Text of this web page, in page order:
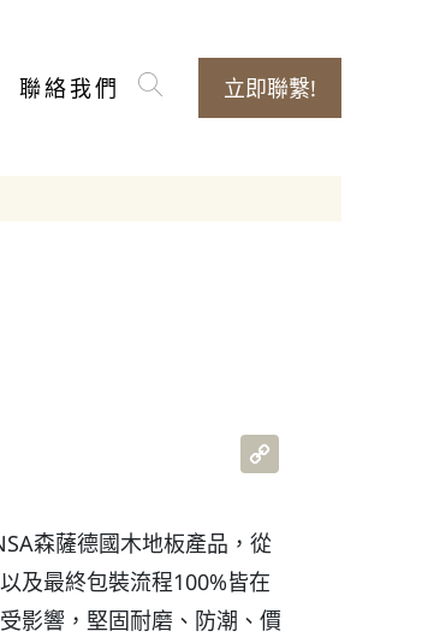
聯絡我們 立即聯繫!
森薩德國木地板產品，從
及最終包裝流程100%皆在
影響，堅固耐磨、防潮、價